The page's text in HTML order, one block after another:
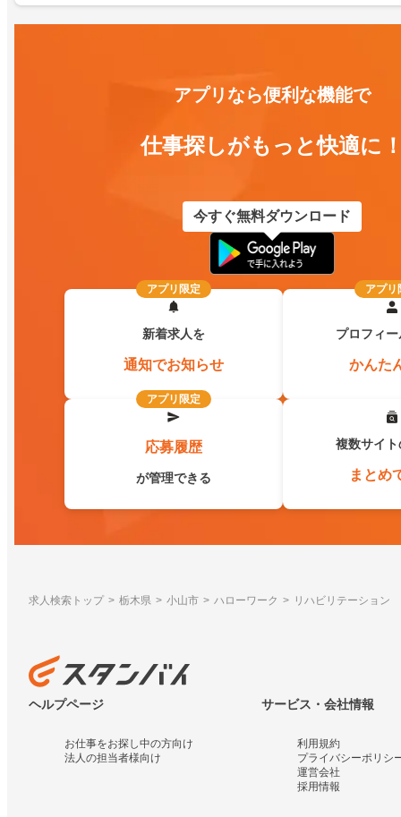
アプリなら便利な機能で
仕事探しがもっと快適に
今すぐ無料ダウンロード
アプリ限定
新着求人を
通知でお知らせ
アプリ
プロフィ
かんた
アプリ限定
応募履歴
が管理できる
複数サイ
まとめ
求人検索トップ 栃木県 小山市 ハローワーク リハビリテーション
ヘルプページ
お仕事をお探し中の方向け
法人の担当者様向け
サービス・会社情報
利用規約
プライバシーポリシ
運営会社
採用情報